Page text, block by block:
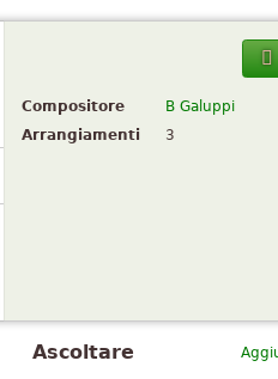
Compositore B Galuppi
Arrangiamenti
3
Ascoltare